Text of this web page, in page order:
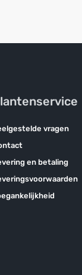
vragen
en betaling